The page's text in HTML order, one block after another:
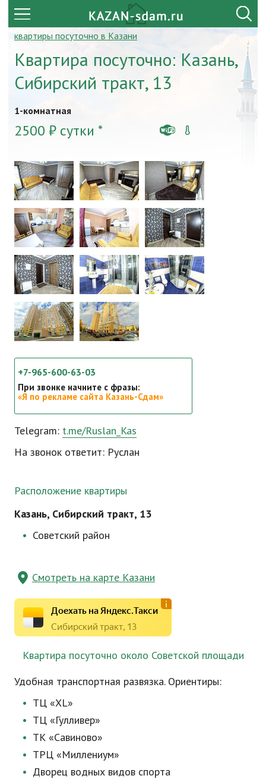
квартиры посуточно в Казани
Квартира посуточно: Казань,
Сибирский тракт, 13
1-комнатная
2500 ₽ сутки *
+7-965-600-63-03
При звонке начните с фразы:
«Я по рекламе сайта Казань-Сдам»
Telegram: t.me/Ruslan_Kas
На звонок ответит: Руслан
Расположение квартиры
Казань, Сибирский тракт, 13
Советский район
Смотреть на карте Казани
Доехать на Яндекс.Такси
Сибирский тракт, 13
Квартира посуточно около Советской площади
Удобная транспортная развязка. Ориентиры:
ТЦ «XL»
ТЦ «Гулливер»
ТК «Савиново»
ТРЦ «Миллениум»
Дворец водных видов спорта